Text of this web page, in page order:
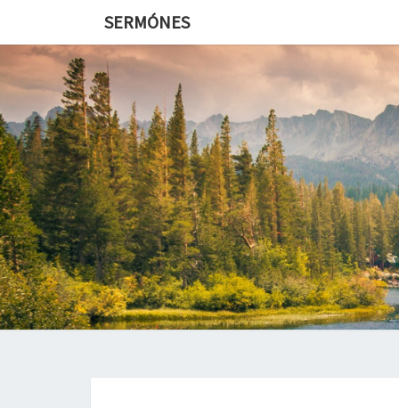
SERMÓNES